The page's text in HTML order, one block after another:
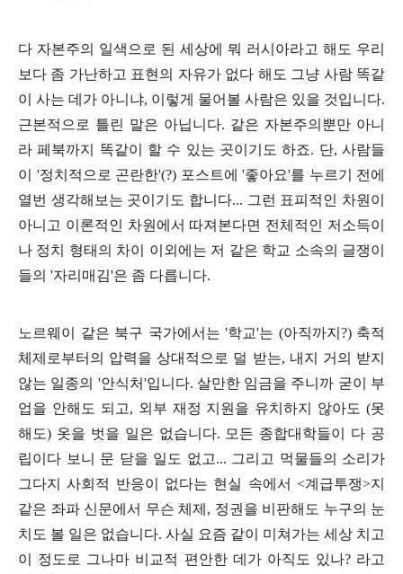
다 자본주의 일색으로 된 세상에 뭐 러시아라고 해도 우리
보다 좀 가난하고 표현의 자유가 없다 해도 그냥 사람 똑같
이 사는 데가 아니냐, 이렇게 물어볼 사람은 있을 것입니다.
근본적으로 틀린 말은 아닙니다. 같은 자본주의뿐만 아니
라 페북까지 똑같이 할 수 있는 곳이기도 하죠. 단,사람들
이 '정치적으로 곤란한'(?) 포스트에 '좋아요'를 누르기 전에
열번 생각해보는 곳이기도 합니다... 그런 표피적인 차원이
아니고 이론적인 차원에서 따져본다면 전체적인 저소득이
나 정치 형태의 차이 이외에는 저 같은 학교 소속의 글쟁이
들의 '자리매김'은 좀 다릅니다.
노르웨이 같은 북구 국가에서는 '학교'는 (아직까지 ?) 축적
체제로부터의 압력을 상대적으로 덜 받는, 내지 거의 받지
않는 일종의 '안식처'입니다. 살만한 임금을 주니까 굳이 부
업을 안해도 되고, 외부 재정 지원을 유치하지 않아도 (못
해도) 옷을 벗을 일은 없습니다. 모든 종합대학들이 다 공
립이다 보니 문 닫을 일도 없고... 그리고 먹물들의 소리가
그다지 사회적 반응이 없다는 현실 속에서 <계급투쟁>지
같은 좌파 신문에서 무슨 체제 , 정권을 비판해도 누구의 눈
치도 볼 일은 없습니다. 사실 요즘 같이 미쳐가는 세상 치고
이 정도로 그나마 비교적 편안한 데가 아직도 있나? 라고